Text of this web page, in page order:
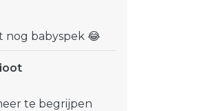
nog babyspek 😂
te begrijpen